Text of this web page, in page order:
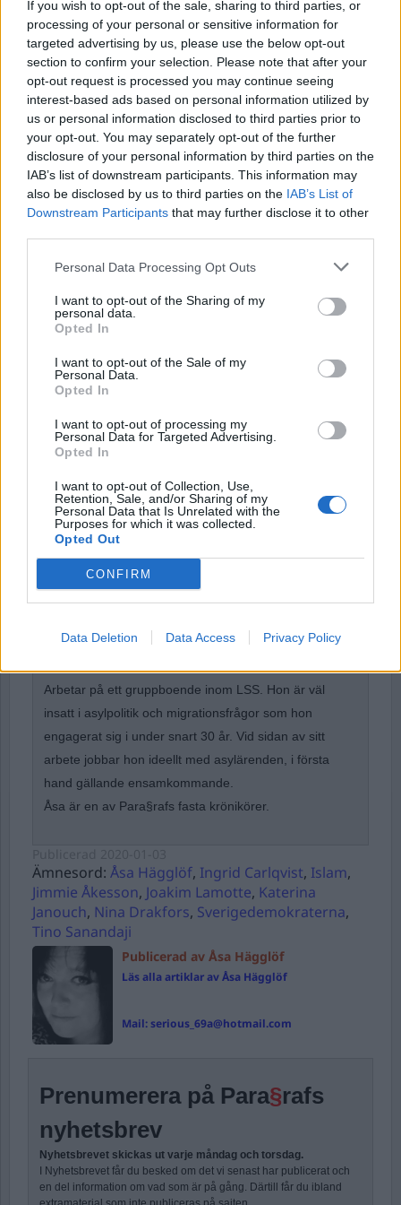
If you wish to opt-out of the sale, sharing to third parties, or
processing of your personal or sensitive information for
targeted advertising by us, please use the below opt-out
section to confirm your selection. Please note that after your
opt-out request is processed you may continue seeing
interest-based ads based on personal information utilized by
us or personal information disclosed to third parties prior to
your opt-out. You may separately opt-out of the further
disclosure of your personal information by third parties on the
IAB’s list of downstream participants. This information may
also be disclosed by us to third parties on the IAB’s List of
Downstream Participants that may further disclose it to other
Personal Data Processing Opt Outs
I want to opt-out of the Sharing of my
personal data.
Opted In
I want to opt-out of the Sale of my
Personal Data.
Opted In
I want to opt-out of processing my
Personal Data for Targeted Advertising.
Opted In
I want to opt-out of Collection, Use,
Retention, Sale, and/or Sharing of my
Personal Data that Is Unrelated with the
Purposes for which it was collected.
Opted Out
CONFIRM
Data Deletion Data Access Privacy Policy
ska släppa sitt grepp över ben och märg.
Min resa tog sin början då jag med en
förbryllad nyfikenhet, mer ingående ville förstå
de som kän...
Börja prenumerera för att läsa detta innehåll.
Starta din prenumerationhär
Eller logga in på ditt konto nedan:
Username or E-mail
Password
Forgot Password
Stöd Para§rafs bevakning av rättssäkerheten
Arbetar på ett gruppboende inom LSS. Hon är väl
insatt i asylpolitik och migrationsfrågor som hon
engagerat sig i under snart 30 år. Vid sidan av sitt
arbete jobbar hon ideellt med asylärenden, i första
hand gällande ensamkommande.
Åsa är en av Para§rafs fasta krönikörer.
Ämnesord: Åsa Hägglöf, Ingrid Carlqvist, Islam,
Jimmie Åkesson, Joakim Lamotte, Katerina
Janouch, Nina Drakfors, Sverigedemokraterna,
Tino Sanandaji
Publicerad av Åsa Hägglöf
Läs alla artiklar av Åsa Hägglöf
Mail:serious_69a@hotmail.com
Prenumerera på Para§rafs
nyhetsbrev
Nyhetsbrevet skickas ut varje måndag och torsdag.
I Nyhetsbrevet får du besked om det vi senast har publicerat och
en del information om vad som är på gång. Därtill får du ibland